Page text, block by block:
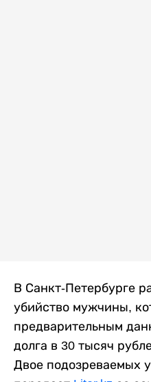
В Санкт-Петербурге
убийство мужчины,
предварительным
долга в 30 тысяч
Двое подозреваемых